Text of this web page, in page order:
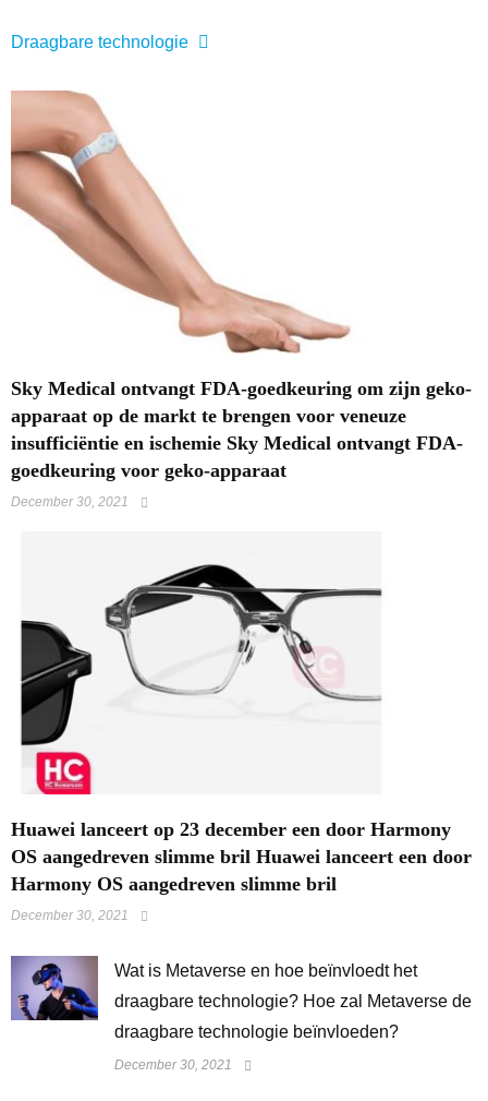
Draagbare technologie
Sky Medical ontvangt FDA-goedkeuring om zijn geko-
apparaat op de markt te brengen voor veneuze
insufficiëntie en ischemie Sky Medical ontvangt FDA-
goedkeuring voor geko-apparaat
December 30, 2021
Huawei lanceert op 23 december een door Harmony
OS aangedreven slimme bril Huawei lanceert een door
Harmony OS aangedreven slimme bril
December 30, 2021
Wat is Metaverse en hoe beïnvloedt het
draagbare technologie? Hoe zal Metaverse de
draagbare technologie beïnvloeden?
December 30, 2021